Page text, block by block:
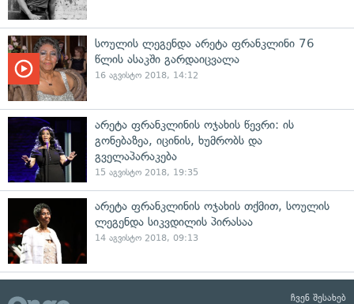
სოულის ლეგენდა არეტა ფრანკლინი 76
წლის ასაკში გარდაიცვალა
16 აგვისტო 2018, 14:12
არეტა ფრანკლინის ოჯახის წევრი: ის
გონებაზეა, იცინის, ხუმრობს და
გველაპარაკება
15 აგვისტო 2018, 19:35
არეტა ფრანკლინის ოჯახის თქმით, სოულის
ლეგენდა სიკვდილის პირასაა
14 აგვისტო 2018, 09:13
ჩვენ შესახებ